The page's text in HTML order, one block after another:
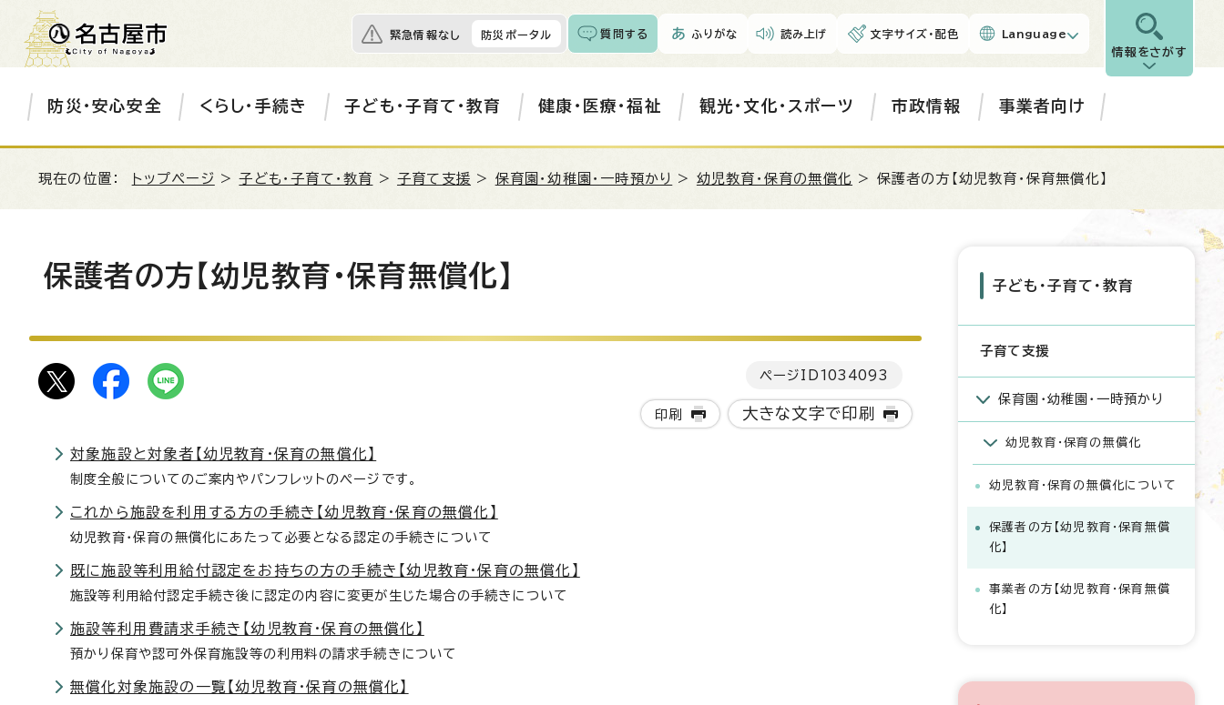
緊急情報なし 防災ポータル 質問する ふりがな 読み上げ 文字サイズ・配色 Language
情報をさがす
防災・安心安全 くらし・手続き 子ども・子育て・教育 健康・医療・福祉 観光・文化・スポーツ 市政情報 事業者向け
現在の位置： トップページ >子ども・子育て・教育 >子育て支援 > 保育園・幼稚園・一時預かり > 幼児教育・保育の無償化 > 保護者の方【幼児教育・保育無償化】
保護者の方【幼児教育・保育無償化】
ページID 1034093
印刷 大きな文字で印刷
対象施設と対象者【幼児教育・保育の無償化】
制度全般についてのご案内やパンフレットのページです。
これから施設を利用する方の手続き【幼児教育・保育の無償化】
幼児教育・保育の無償化にあたって必要となる認定の手続きについて
既に施設等利用給付認定をお持ちの方の手続き【幼児教育・保育の無償化】
施設等利用給付認定手続き後に認定の内容に変更が生じた場合の手続きについて
施設等利用費請求手続き【幼児教育・保育の無償化】
預かり保育や認可外保育施設等の利用料の請求手続きについて
無償化対象施設の一覧【幼児教育・保育の無償化】
子ども・子育て・教育
子育て支援
保育園・幼稚園・一時預かり
幼児教育・保育の無償化
幼児教育・保育の無償化について
保護者の方【幼児教育・保育無償
化】
事業者の方【幼児教育・保育無償
化】